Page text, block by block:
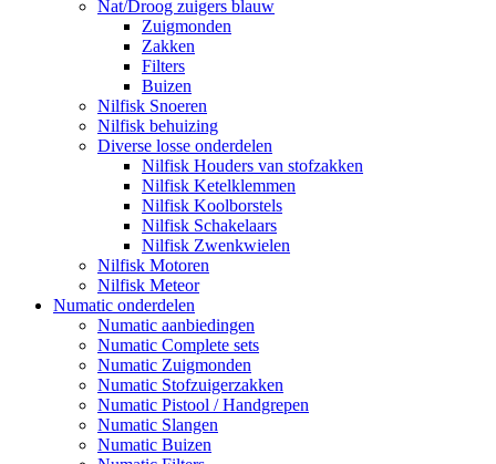
Nat/Droog zuigers blauw
Zuigmonden
Zakken
Filters
Buizen
Nilfisk Snoeren
Nilfisk behuizing
Diverse losse onderdelen
Nilfisk Houders van stofzakken
Nilfisk Ketelklemmen
Nilfisk Koolborstels
Nilfisk Schakelaars
Nilfisk Zwenkwielen
Nilfisk Motoren
Nilfisk Meteor
Numatic onderdelen
Numatic aanbiedingen
Numatic Complete sets
Numatic Zuigmonden
Numatic Stofzuigerzakken
Numatic Pistool / Handgrepen
Numatic Slangen
Numatic Buizen